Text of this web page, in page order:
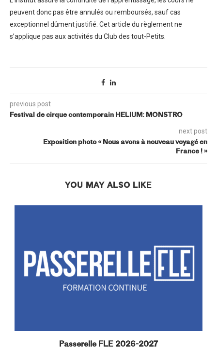
peuvent donc pas être annulés ou remboursés, sauf cas
exceptionnel dûment justifié. Cet article du règlement ne
s’applique pas aux activités du Club des tout-Petits.
previous post
Festival de cirque contemporain HELIUM: MONSTRO
next post
Exposition photo « Nous avons à nouveau voyagé en
France ! »
YOU MAY ALSO LIKE
Passerelle FLE 2026-2027